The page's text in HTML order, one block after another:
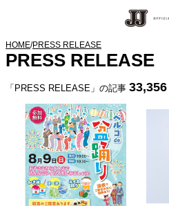
HOME/PRESS RELEASE
PRESS RELEASE
「PRESS RELEASE」の記事 33,356